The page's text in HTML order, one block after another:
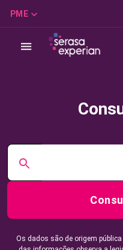
PME
Os dados são de origem